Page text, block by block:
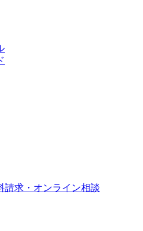
請求・オンライン相談